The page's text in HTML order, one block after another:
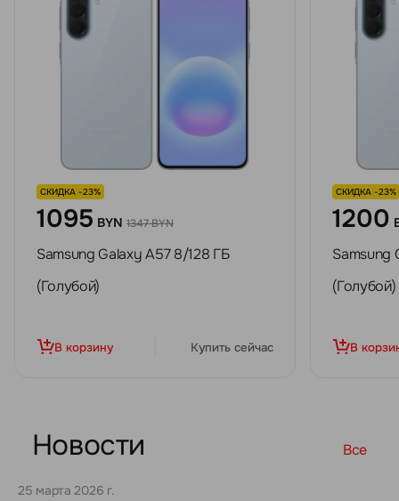
СКИДКА -23%
1095 BYN 1347 BYN
Samsung Galaxy A57 8/128 ГБ
(Голубой)
В корзину Купить сейчас
СКИДКА -23%
1200
Samsung
(Голубой)
В
Новости Все
25 марта 2026 г.